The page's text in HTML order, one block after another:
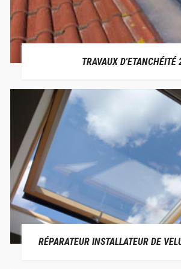
TRAVAUX D'ETANCHÉITÉ
RÉPARATEUR INSTALLATEUR DE